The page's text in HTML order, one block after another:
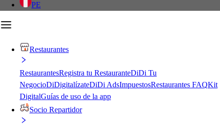
PE
Restaurantes
RestaurantesRegistra tu RestauranteDiDi Tu
NegocioDiDigitalízateDiDi AdsImpuestosRestaurantes FAQKit
DigitalGuías de uso de la app
Socio Repartidor